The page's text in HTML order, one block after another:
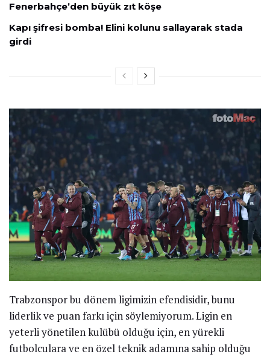
Fenerbahçe’den büyük zıt köşe
Kapı şifresi bomba! Elini kolunu sallayarak stada
girdi
Trabzonspor bu dönem ligimizin efendisidir, bunu
liderlik ve puan farkı için söylemiyorum. Ligin en
yeterli yönetilen kulübü olduğu için, en yürekli
futbolculara ve en özel teknik adamına sahip olduğu